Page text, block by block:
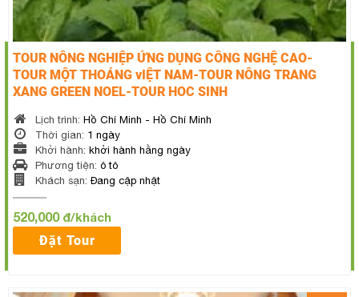
TOUR NÔNG NGHIỆP ỨNG DỤNG CÔNG NGHỆ CAO-
TOUR MỘT THOÁNG vIỆT NAM-TOUR NÔNG TRANG
XANG GREEN NOEL-TOUR HOC SINH
Lịch trình: Hồ Chí Minh - Hồ Chí Minh
Thời gian: 1 ngày
Khởi hành: khởi hành hằng ngày
Phương tiện: ô tô
Khách sạn: Đang cập nhật
520,000 đ/khách
Đặt Tour